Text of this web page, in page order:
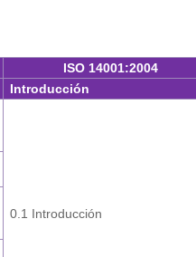
ISO 14001:2004
Introducción
0.1 Introducción